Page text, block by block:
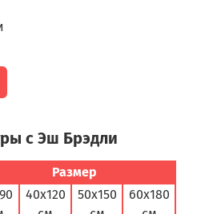
с Эш Брэдли
Размер
40х120
50х150
60х180